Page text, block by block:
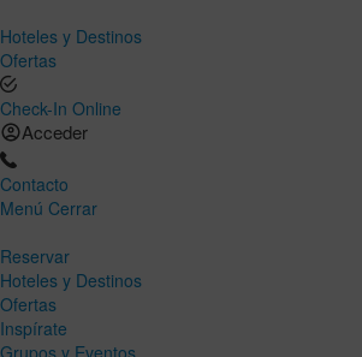
Hoteles y Destinos
Ofertas
Check-In Online
Acceder
Contacto
Menú Cerrar
Reservar
Hoteles y Destinos
Ofertas
Inspírate
Grupos y Eventos